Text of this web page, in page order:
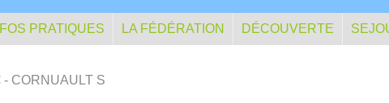
PRATIQUES LA FÉDÉRATION DÉCOUVERTE
- CORNUAULT S